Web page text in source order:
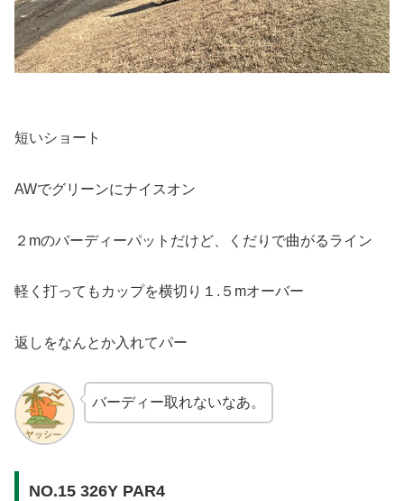
短いショート
AWでグリーンにナイスオン
２mのバーディーパットだけど、くだりで曲がるライン
軽く打ってもカップを横切り１.５mオーバー
返しをなんとか入れてパー
バーディー取れないなあ。
NO.15 326Y PAR4